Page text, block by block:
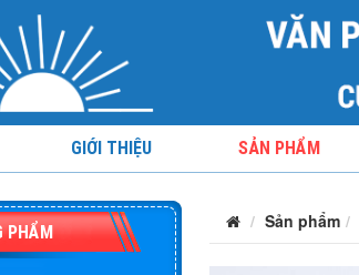
GIỚI THIỆU SẢN PHẨM
PHẨM
Sản phẩm